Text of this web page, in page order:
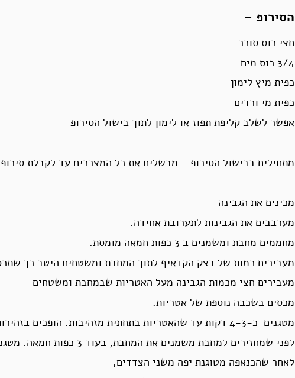
הסירופ –
חצי כוס סוכר
3/4 כוס מים
כפית מיץ לימון
כפית מי ורדים
אפשר לשלב קליפת תפוז או לימון לתוך בישול הסירופ
מתחילים בבישול הסירופ – מבשלים את כל המצרכים עד לקבלת
מכינים את הגבינה-
מערבבים את הגבינות לתערובת אחידה.
מחממים מחבת ומשמנים ב 3 כפות חמאה מומסת.
מעבירים כמות של בצק הקדאיף לתוך המחבת ומשטחים היטב כך
מעבירים חצי מכמות הגבינה מעל האטריות שבמחבת ומשטחים
מכסים בשכבה נוספת של אטריות.
מטגנים כ-4-3 דקות עד שהאטריות בתחתית מזהיבות. הופכים בזהירות בעזרת צלחת גדולה .
לפני שמחזירים למחבת משמנים את המחבת, בעוד 3 כפות חמאה. מטגנים 4-3 דקות עד הזהבה מהצד השני.
לאחר שהכנאפה מטוגנת יפה משני הצדדים,